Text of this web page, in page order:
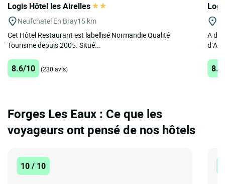
Logis Hôtel les Airelles
Neufchatel En Bray15 km
Cet Hôtel Restaurant est labellisé Normandie Qualité
Tourisme depuis 2005. Situé...
8.6/10 (230 avis)
A
Forges Les Eaux : Ce que les
voyageurs ont pensé de nos hôtels
10 / 10